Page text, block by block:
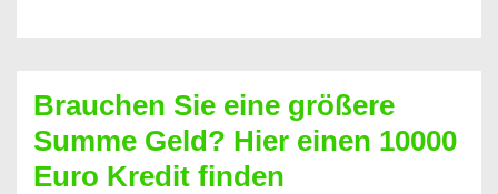
Geht
das
überhaupt?
Brauchen Sie eine größere
Summe Geld? Hier einen 10000
Euro Kredit finden